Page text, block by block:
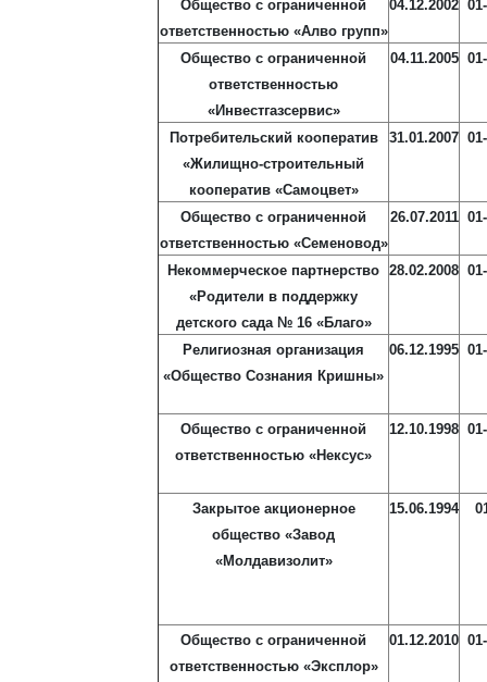
Общество с ограниченной
ответственностью «Алво групп»
04.12.2002
Общество с ограниченной
ответственностью
«Инвестгазсервис»
04.11.2005
Потребительский кооператив
«Жилищно-строительный
кооператив «Самоцвет»
31.01.2007
Общество с ограниченной
ответственностью «Семеновод»
26.07.2011
Некоммерческое партнерство
«Родители в поддержку
детского сада № 16 «Благо»
28.02.2008
Религиозная организация
«Общество Сознания Кришны»
06.12.1995
Общество с ограниченной
ответственностью «Нексус»
12.10.1998
Закрытое акционерное
общество «Завод
«Молдавизолит»
15.06.1994
Общество с ограниченной
ответственностью «Эксплор»
01.12.2010